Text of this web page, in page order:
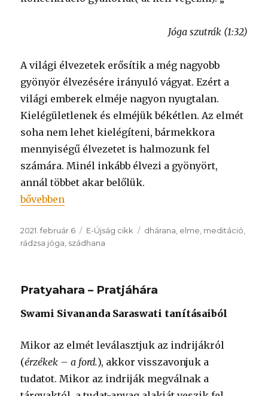
Jóga szutrák (1:32)
A világi élvezetek erősítik a még nagyobb
gyönyör élvezésére irányuló vágyat. Ezért a
világi emberek elméje nagyon nyugtalan.
Kielégületlenek és elméjük békétlen. Az elmét
soha nem lehet kielégíteni, bármekkora
mennyiségű élvezetet is halmozunk fel
számára. Minél inkább élvezi a gyönyört,
annál többet akar belőlük.
„Koncentráció”
bővebben
Közzétéve
2021. február 6 Kategória
E-Újság cikk Címke
dhárana elme meditáció
rádzsa jóga szádhana
Pratyahara – Pratjáhára
Swami Sivananda Saraswati tanításaiból
Mikor az elmét leválasztjuk az indrijákról
(érzékek – a ford.), akkor visszavonjuk a
tudatot. Mikor az indriják megválnak a